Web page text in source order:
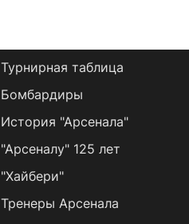
Турнирная таблица
Бомбардиры
История "Арсенала"
"Арсеналу" 125 лет
"Хайбери"
Тренеры Арсенала